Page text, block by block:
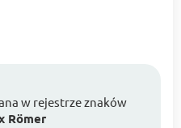
w rejestrze znaków
Römer